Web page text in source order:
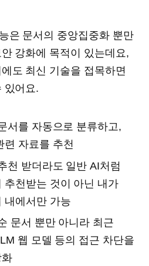
은 문서의 중앙집중화 뿐만
강화에 목적이 있는데요,
도 최신 기술을 접목하면
있어요.
서를 자동으로 분류하고,
련 자료를 추천
천 받더라도 일반 AI처럼
추천받는 것이 아닌 내가
내에서만 가능
문서 뿐만 아니라 최근
웹 모델 등의 접근 차단을